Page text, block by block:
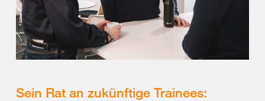
Sein Rat an zukünftige Trainees: